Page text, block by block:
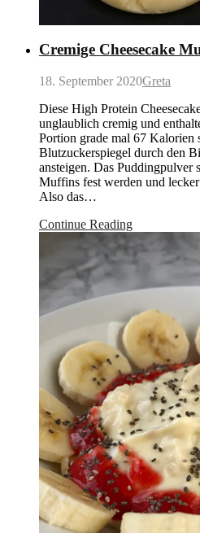
Cremige Cheesecake
18. September 2020Greta
Diese High Protein
unglaublich cremig und
Portion grade mal 67 Kalorien
Blutzuckerspiegel durch den
ansteigen. Das Puddingpulver
Muffins fest werden und
Also das…
Continue Reading